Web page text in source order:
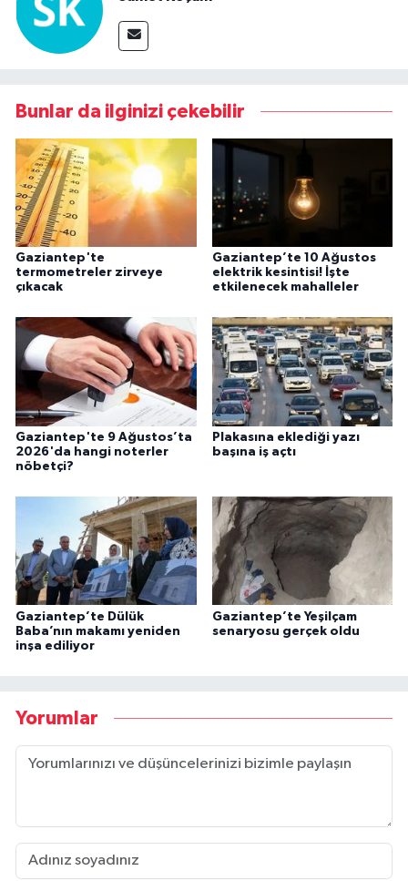
Bunlar da ilginizi çekebilir
Gaziantep'te
termometreler zirveye
çıkacak
Gaziantep’te 10 Ağustos
elektrik kesintisi! İşte
etkilenecek mahalleler
Gaziantep'te 9 Ağustos’ta
2026'da hangi noterler
nöbetçi?
Plakasına eklediği yazı
başına iş açtı
Gaziantep’te Dülük
Baba’nın makamı yeniden
inşa ediliyor
Gaziantep’te Yeşilçam
senaryosu gerçek oldu
Yorumlar